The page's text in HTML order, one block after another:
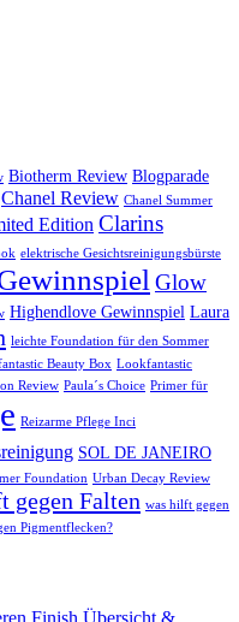
Biotherm Review Blogparade
Chanel Review Chanel Summer
Edition Clarins
elektrische Gesichtsreinigungsbürste
Glow
Highendlove Gewinnspiel Laura
leichte Foundation für den Sommer
Beauty Box Lookfantastic
Review Paula´s Choice Primer für
Reizarme Pflege Inci
SOL DE JANEIRO
Foundation Urban Decay Review
gegen Falten was hilft gegen
Pigmentflecken?